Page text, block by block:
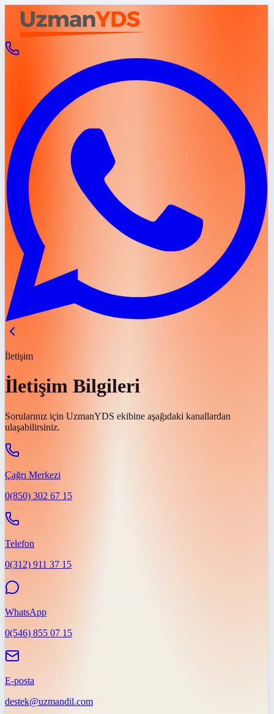
İletişim
İletişim Bilgileri
Sorularınız için UzmanYDS ekibine aşağıdaki kanallardan
ulaşabilirsiniz.
Çağrı Merkezi
0(850) 302 67 15
Telefon
0(312) 911 37 15
WhatsApp
0(546) 855 07 15
E-posta
destek@uzmandil.com